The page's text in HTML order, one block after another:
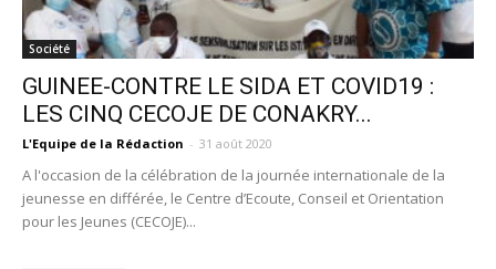
Société
GUINEE-CONTRE LE SIDA ET COVID19 :
LES CINQ CECOJE DE CONAKRY...
L'Equipe de la Rédaction - 31 août 2020
A l'occasion de la célébration de la journée internationale de la
jeunesse en différée, le Centre d’Ecoute, Conseil et Orientation
pour les Jeunes (CECOJE)...